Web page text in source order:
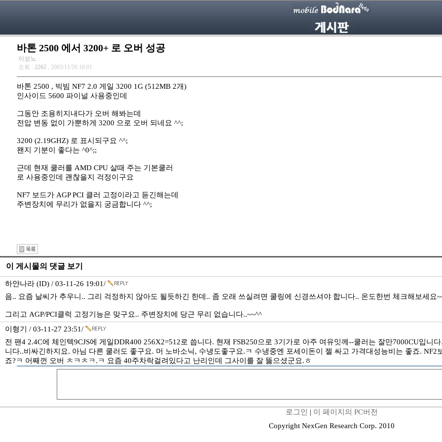
바톤 2500 에서 3200+ 로 오버 성공
이성노
조회 : 2262 , 2003/11/26 18:01
바톤 2500 , 빅빔 NF7 2.0 게일 3200 1G (512MB 2개)
인사이드 5600 파이널 사용중인데
그동안 조용히지내다가 오버 해봐는데
전압 변동 없이 가뿐하게 3200 으로 오버 되네요 ^^;
3200 (2.19GHZ) 로 표시되구요 ^^;
왠지 기분이 좋다는 ^0^;;
근데 현재 쿨러를 AMD CPU 살때 주는 기본쿨러
로 사용중인데 괜찮을지 걱정이구요
NF7 보드가 AGP PCI 클러 고정이라고 듣긴해는데
주변장치에 무리가 없을지 궁금합니다 ^^;
이 게시물의 댓글 보기
하얀나라 (ID) / 03-11-26 19:01/
음.. 요즘 날씨가 추우니.. 그리 걱정하지 않아도 될듯하긴 한데.. 좀 오래 쓰실려면 쿨링에 신경쓰셔야 합니다.. 온도한번 체크해보세요
그리고 AGP/PCI클럭 고정기능은 맞구요.. 주변장치에 당근 무리 없습니다..~~^^
이형기 / 03-11-27 23:51/
전 팬4 2.4C에 체인텍9CJS에 게일DDR400 256X2=512로 씁니다. 현재 FSB250으로 3기가로 아주 여유잇께--쿨러는 잘만7000CU입
니다..비싸긴하지요. 아님 다른 쿨러도 좋구요. 머 노바소닉, 수냉도좋구요.ㅋ 수냉중엔 포세이돈이 젤 싸고 가격대성능비는 좋죠.
죠?ㅋ 어째껀 오버 ㅊㅋㅊㅋ.ㅋ 요즘 40주차락걸려있다고 난리인데 그사이를 잘 뚫으셨군요.ㅎ
로그인 | 이 페이지의 PC버전
Copyright NexGen Research Corp. 2010